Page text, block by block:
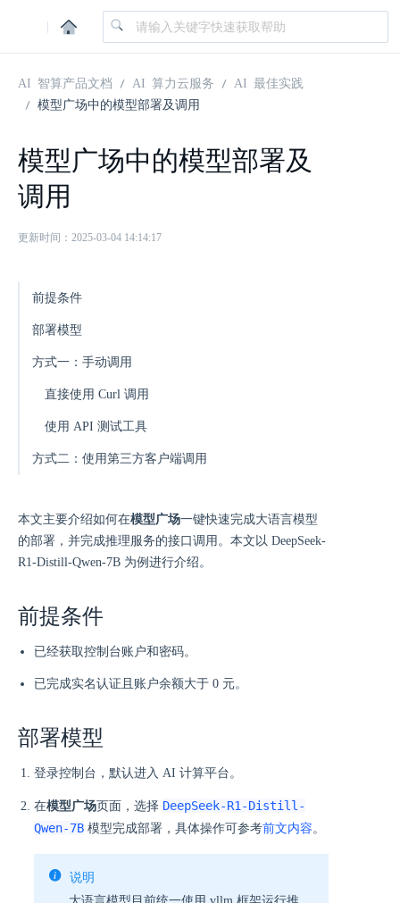
|
AI 智算产品文档 AI 算力云服务
AI 最佳实践
模型广场中的模型部署及调用
模型广场中的模型部署及
调用
更新时间：2025-03-04 14:14:17
前提条件
部署模型
方式一：手动调用
直接使用 Curl 调用
使用 API 测试工具
方式二：使用第三方客户端调用
本文主要介绍如何在模型广场一键快速完成大语言模型
的部署，并完成推理服务的接口调用。本文以 DeepSeek-
R1-Distill-Qwen-7B 为例进行介绍。
前提条件
已经获取控制台账户和密码。
已完成实名认证且账户余额大于 0 元。
部署模型
登录控制台，默认进入 AI 计算平台。
在模型广场页面，选择 DeepSeek-R1-Distill-
Qwen-7B 模型完成部署，具体操作可参考前文内容。
说明